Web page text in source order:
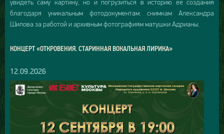
увидеть саму картину, но и погрузиться в историю её создания
благодаря уникальным фотодокументам: снимкам Александра
Шилова за работой и архивным фотографиям матушки Адрианы.
КОНЦЕРТ «ОТКРОВЕНИЯ. СТАРИННАЯ ВОКАЛЬНАЯ ЛИРИКА»
12.09.2026